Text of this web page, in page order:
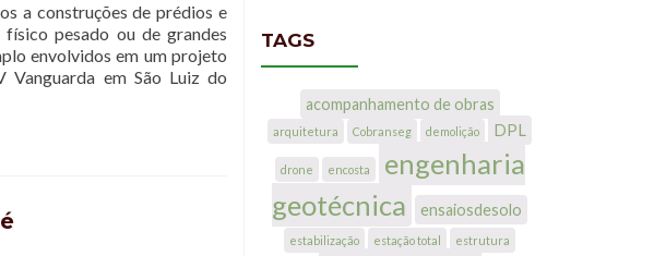
a construções de prédios e
pesado ou de grandes
envolvidos em um projeto
Vanguarda em São Luiz do
TAGS
acompanhamento de obras
arquitetura Cobranseg demolição DPL
drone encosta
engenharia
geotécnica
ensaiosdesolo
estabilização estação total estrutura